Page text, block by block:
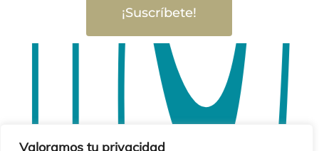
Valoramos tu privacidad
¡Suscríbete!